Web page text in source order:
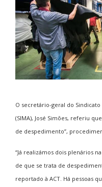
O secretário-geral do
(SIMA), José Simões, referiu
de despedimento”,
“Já realizámos dois plenários
de que se trata de
reportado à ACT. Há pessoas